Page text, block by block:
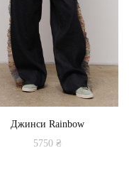
Джинси Rainbow
5750 ₴